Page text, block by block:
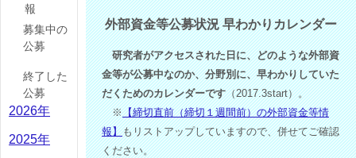
報
募集中の
公募
終了した
公募
2026年
2025年
外部資金等公募状況 早わかりカレンダー
研究者がアクセスされた日に、どのような外部資
金等が公募中なのか、分野別に、早わかりしていた
だくためのカレンダーです（2017.3start）。
※【締切直前（締切１週間前）の外部資金等情
報】もリストアップしていますので、併せてご確認
ください。